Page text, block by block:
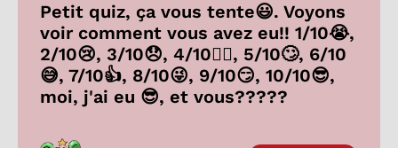
Petit quiz, ça vous tente😃. Voyons
voir comment vous avez eu!! 1/10😭,
2/10😢, 3/10😞, 4/10😵‍💫, 5/10🙄, 6/10
😅, 7/10👍, 8/10😜, 9/10😏, 10/10😎,
moi, j'ai eu 😎, et vous?????